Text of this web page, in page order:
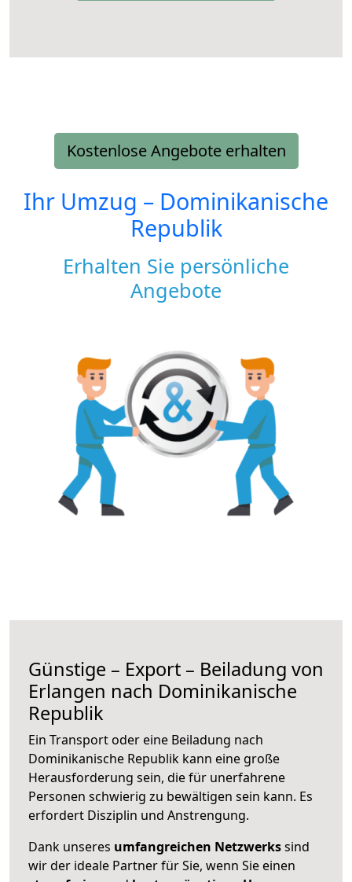
Kostenlose Angebote erhalten
Ihr Umzug – Dominikanische
Republik
Erhalten Sie persönliche
Angebote
Günstige – Export – Beiladung von
Erlangen nach Dominikanische
Republik
Ein Transport oder eine Beiladung nach
Dominikanische Republik kann eine große
Herausforderung sein, die für unerfahrene
Personen schwierig zu bewältigen sein kann. Es
erfordert Disziplin und Anstrengung.
Dank unseres umfangreichen Netzwerkssind
wir der ideale Partner für Sie, wenn Sie einen